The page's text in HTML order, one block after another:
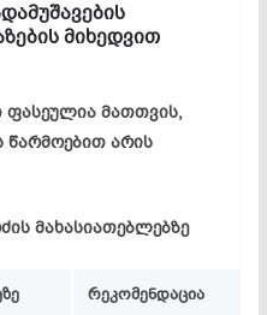
მიხედვით
ფასეულია მათთვის,
წარმოებით არის
მახასიათებლებზე
რეკომენდაცია